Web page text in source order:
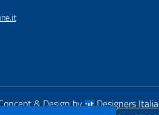
& Design by
Designers Italia